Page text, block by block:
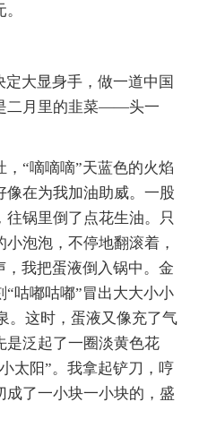
大显身手，做一道中国
二月里的韭菜——头一
“嘀嘀嘀”天蓝色的火焰
像在为我加油助威。一股
锅里倒了点花生油。只
泡泡，不停地翻滚着，
，我把蛋液倒入锅中。金
咕嘟咕嘟”冒出大大小小
。这时，蛋液又像充了气
是泛起了一圈淡黄色花
太阳”。我拿起铲刀，哼
成了一小块一小块的，盛